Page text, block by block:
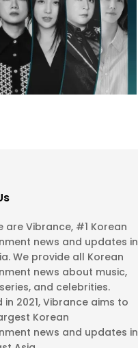
are Vibrance, #1 Korean
news and updates in
We provide all Korean
news about music,
and celebrities.
in 2021, Vibrance aims to
Korean
news and updates in